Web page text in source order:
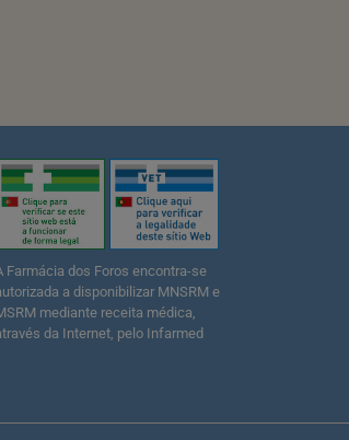
Farmácia dos Foros encontra-se
a disponibilizar MNSRM e
mediante receita médica,
da Internet, pelo Infarmed